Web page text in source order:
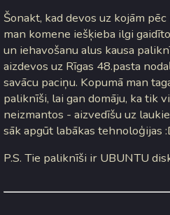
Šonakt, kad devos uz kojām
man komene iešķieba ilgi
un iehavošanu alus kausa
aizdevos uz Rīgas 48.pasta
savācu paciņu. Kopumā man
paliknīši, lai gan domāju, ka tik
neizmantos - aizvedīšu uz
sāk apgūt labākas tehnoloģijas
P.S. Tie paliknīši ir UBUNTU